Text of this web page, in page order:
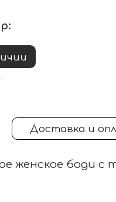
Доставка и
женское боди с